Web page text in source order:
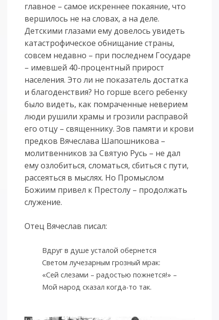
главное – самое искреннее покаяние, что
вершилось не на словах, а на деле.
Детскими глазами ему довелось увидеть
катастрофическое обнищание страны,
совсем недавно – при последнем Государе
– имевшей 40-процентный прирост
населения. Это ли не показатель достатка
и благоденствия? Но горше всего ребенку
было видеть, как помраченные неверием
люди рушили храмы и грозили расправой
его отцу – священнику. Зов памяти и крови
предков Вячеслава Шапошникова –
молитвенников за Святую Русь – не дал
ему озлобиться, сломаться, сбиться с пути,
рассеяться в мыслях. Но Промыслом
Божиим привел к Престолу – продолжать
служение.
Отец Вячеслав писал:
Вдруг в душе усталой обернется
Светом лучезарным грозный мрак:
«Сей слезами – радостью пожнется!» –
Мой народ сказал когда-то так.